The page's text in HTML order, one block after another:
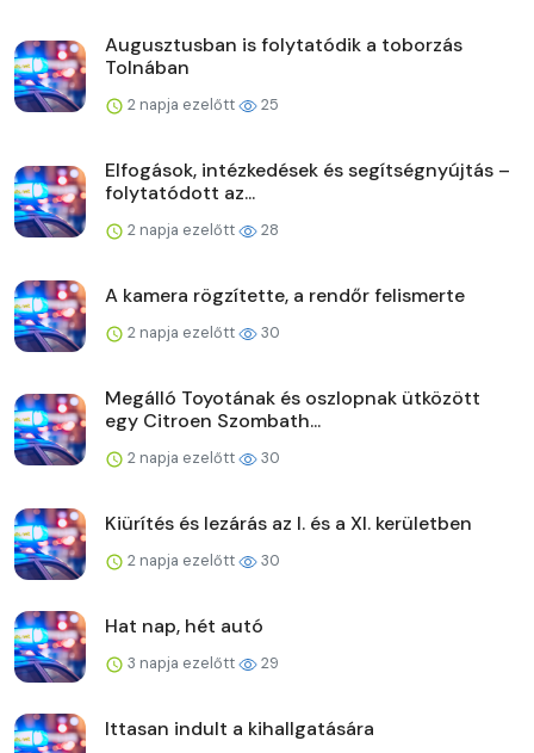
Augusztusban is folytatódik a toborzás
Tolnában
2 napja ezelőtt 25
Elfogások, intézkedések és segítségnyújtás –
folytatódott az...
2 napja ezelőtt 28
A kamera rögzítette, a rendőr felismerte
2 napja ezelőtt 30
Megálló Toyotának és oszlopnak ütközött
egy Citroen Szombath...
2 napja ezelőtt 30
Kiürítés és lezárás az I. és a XI. kerületben
2 napja ezelőtt 30
Hat nap, hét autó
3 napja ezelőtt 29
Ittasan indult a kihallgatására